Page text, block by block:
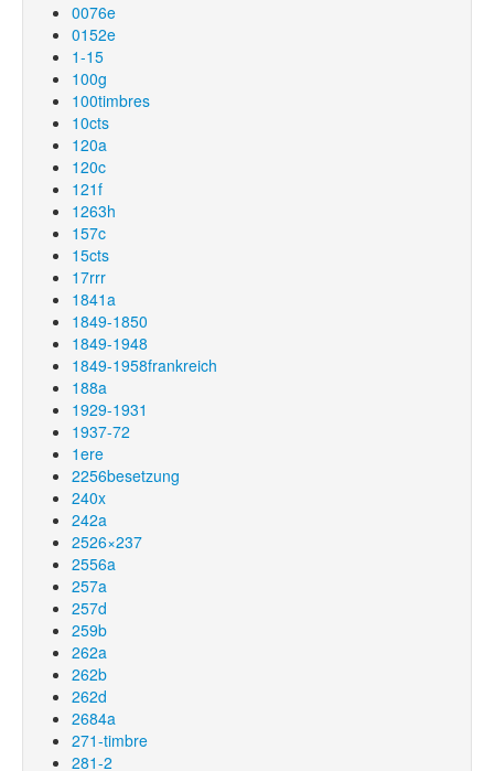
0076e
0152e
1-15
100g
100timbres
10cts
120a
120c
121f
1263h
157c
15cts
17rrr
1841a
1849-1850
1849-1948
1849-1958frankreich
188a
1929-1931
1937-72
1ere
2256besetzung
240x
242a
2526×237
2556a
257a
257d
259b
262a
262b
262d
2684a
271-timbre
281-2